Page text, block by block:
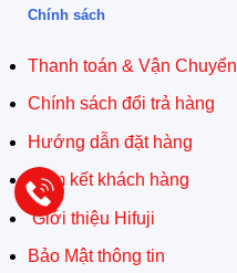
Chính sách
Thanh toán & Vận Chuyển
Chính sách đổi trả hàng
Hướng dẫn đặt hàng
Cam kết khách hàng
Giới thiệu Hifuji
Bảo Mật thông tin